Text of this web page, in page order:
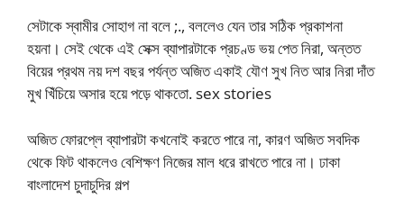
সেটাকে স্বামীর সোহাগ না বলে ;., বললেও যেন তার সঠিক প্রকাশনা
হয়না। সেই থেকে এই সেক্স ব্যাপারটাকে প্রচণ্ড ভয় পেত নিরা, অন্তত
বিয়ের প্রথম নয় দশ বছর পর্যন্ত অজিত একাই যৌণ সুখ নিত আর নিরা দাঁত
মুখ খিঁচিয়ে অসার হয়ে পড়ে থাকতো. sex stories
অজিত ফোরপ্লে ব্যাপারটা কখনোই করতে পারে না, কারণ অজিত সবদিক
থেকে ফিট থাকলেও বেশিক্ষণ নিজের মাল ধরে রাখতে পারে না। ঢাকা
বাংলাদেশ চুদাচুদির গল্প